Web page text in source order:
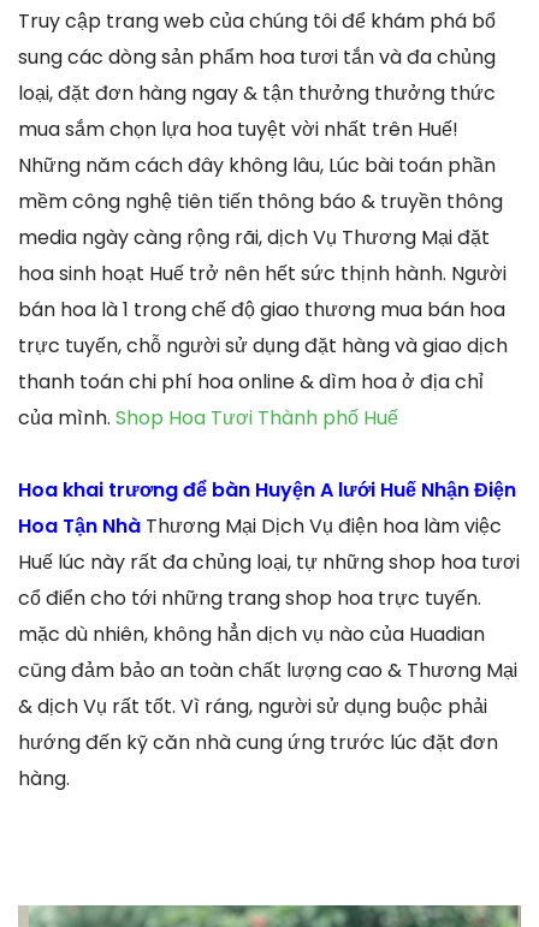
Truy cập trang web của chúng tôi để khám phá bổ
sung các dòng sản phẩm hoa tươi tắn và đa chủng
loại, đặt đơn hàng ngay & tận thưởng thưởng thức
mua sắm chọn lựa hoa tuyệt vời nhất trên Huế!
Những năm cách đây không lâu, Lúc bài toán phần
mềm công nghệ tiên tiến thông báo & truyền thông
media ngày càng rộng rãi, dịch Vụ Thương Mại đặt
hoa sinh hoạt Huế trở nên hết sức thịnh hành. Người
bán hoa là 1 trong chế độ giao thương mua bán hoa
trực tuyến, chỗ người sử dụng đặt hàng và giao dịch
thanh toán chi phí hoa online & dìm hoa ở địa chỉ
của mình. Shop Hoa Tươi Thành phố Huế
Hoa khai trương để bàn Huyện A lưới Huế Nhận Điện
Hoa Tận Nhà Thương Mại Dịch Vụ điện hoa làm việc
Huế lúc này rất đa chủng loại, tự những shop hoa tươi
cổ điển cho tới những trang shop hoa trực tuyến.
mặc dù nhiên, không hẳn dịch vụ nào của Huadian
cũng đảm bảo an toàn chất lượng cao & Thương Mại
& dịch Vụ rất tốt. Vì ráng, người sử dụng buộc phải
hướng đến kỹ căn nhà cung ứng trước lúc đặt đơn
hàng.